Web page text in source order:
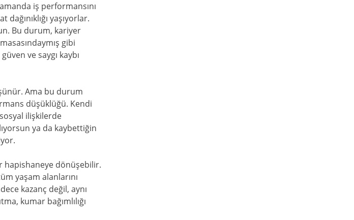
iş performansını
yaşıyorlar.
Bu durum, kariyer
gibi
ve saygı kaybı
Ama bu durum
düşüklüğü. Kendi
ilişkilerde
ya da kaybettiğin
hapishaneye dönüşebilir.
yaşam alanlarını
kazanç değil, aynı
kumar bağımlılığı